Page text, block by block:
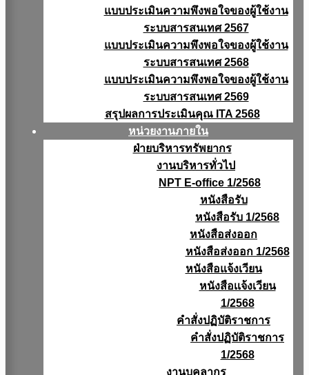
แบบประเมินความพึงพอใจของผู้ใช้งาน
ระบบสารสนเทศ 2567
แบบประเมินความพึงพอใจของผู้ใช้งาน
ระบบสารสนเทศ 2568
แบบประเมินความพึงพอใจของผู้ใช้งาน
ระบบสารสนเทศ 2569
สรุปผลการประเมินคุณ ITA 2568
หน่วยงานภายใน
ฝ่ายบริหารทรัพยากร
งานบริหารทั่วไป
NPT E-office 1/2568
หนังสือรับ
หนังสือรับ 1/2568
หนังสือส่งออก
หนังสือส่งออก 1/2568
หนังสือแจ้งเวียน
หนังสือเเจ้งเวียน
1/2568
คำสั่งปฏิบัติราชการ
คำสั่งปฏิบัติราชการ
1/2568
งานบุคลากร